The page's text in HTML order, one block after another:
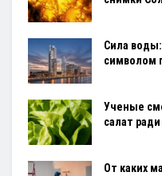
Сила воды:
символом
Ученые
салат
От каких